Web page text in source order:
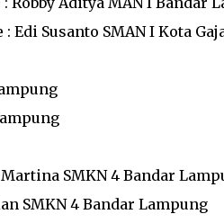
Edi Susanto SMAN I Kota
SMKN 4 Bandar
SMKN 4 Bandar Lampung